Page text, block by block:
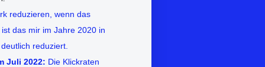
reduzieren, wenn das
das mir im Jahre 2020 in
reduziert.
Juli 2022: Die Klickraten